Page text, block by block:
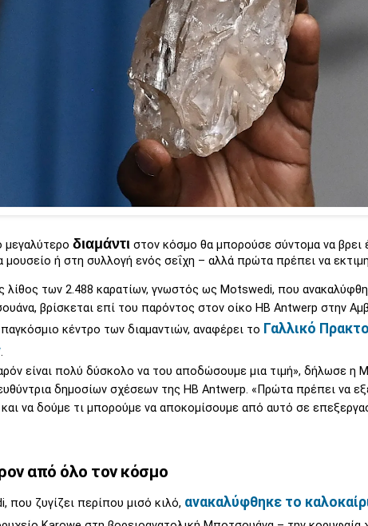
μεγαλύτερο διαμάντι στον κόσμο θα μπορούσε σύντομα να βρει
μουσείο ή στη συλλογή ενός σεΐχη – αλλά πρώτα πρέπει να
λίθος των 2.488 καρατίων, γνωστός ως Motswedi, που
βρίσκεται επί του παρόντος στον οίκο HB Antwerp στην
κέντρο των διαμαντιών, αναφέρει το Γαλλικό
.
είναι πολύ δύσκολο να του αποδώσουμε μια τιμή», δήλωσε η
δημοσίων σχέσεων της HB Antwerp. «Πρώτα πρέπει να
και να δούμε τι μπορούμε να αποκομίσουμε από αυτό σε
από όλο τον κόσμο
που ζυγίζει περίπου μισό κιλό, ανακαλύφθηκε το